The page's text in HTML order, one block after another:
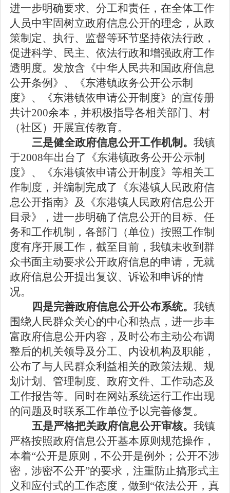
进一步明确要求、分工和责任，在全体工作
人员中牢固树立政府信息公开的理念，从政
策制定、执行、监督等环节坚持依法行政，
促进科学、民主、依法行政和增强政府工作
透明度。发放含《中华人民共和国政府信息
公开条例》、《东港镇政务公开公示制
度》、《东港镇依申请公开制度》的宣传册
共计200余本，并积极指导各相关部门、村
（社区）开展宣传教育。
三是健全政府信息公开工作机制。 我镇
于2008年出台了《东港镇政务公开公示制
度》、《东港镇依申请公开制度》等相关工
作制度，并编制完成了《东港镇人民政府信
息公开指南》及《东港镇人民政府信息公开
目录》，进一步明确了信息公开的目标、任
务和工作机制，各部门（单位）按照工作制
度有序开展工作，截至目前，我镇未收到群
众书面主动要求公开政府信息的申请，无就
政府信息公开提出复议、诉讼和申诉的情
况。
四是完善政府信息公开公布系统。 我镇
围绕人民群众关心的中心和热点，进一步丰
富政府信息公开内容，及时公布主动公布调
整后的机关领导及分工、内设机构及职能，
公布了与人民群众利益相关的政策法规、规
划计划、管理制度、政府文件、工作动态及
工作报告等。同时在网站系统运行工作出现
的问题及时联系工作单位予以完善修复。
五是严格把关政府信息公开审核。 我镇
严格按照政府信息公开基本原则规范操作，
本着“公开是原则，不公开是例外；公开不涉
密，涉密不公开”的要求，注重防止搞形式主
义和应付式的工作态度，做到“依法公开，真